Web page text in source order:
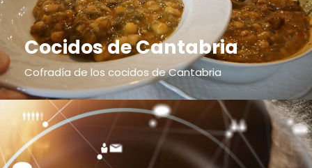
Cocidos de Cantabria
Cofradía de los cocidos de Cantabria